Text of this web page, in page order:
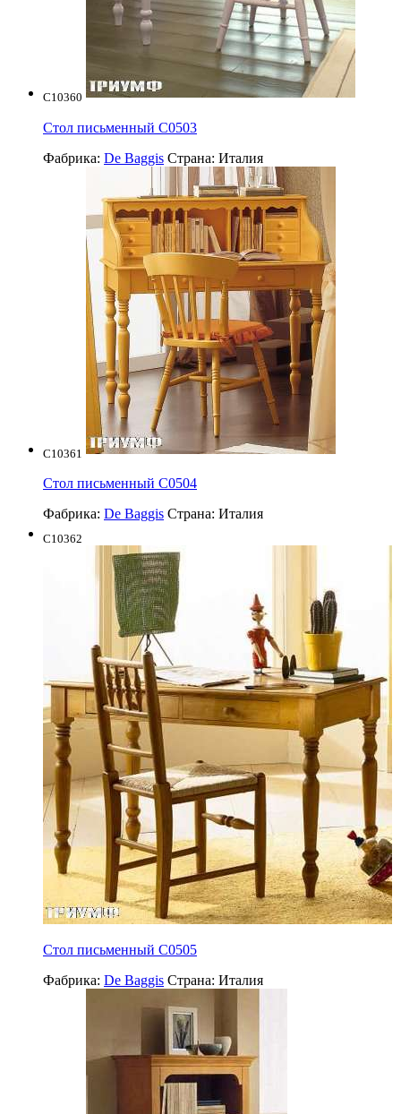
C10360
Стол письменный С0503
Фабрика: De Baggis Страна: Италия
C10361
Стол письменный С0504
Фабрика: De Baggis Страна: Италия
C10362
Стол письменный С0505
Фабрика: De Baggis Страна: Италия